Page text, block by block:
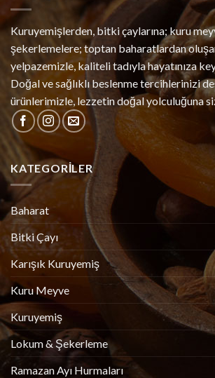
Kuruyemişlerden, bitki çaylarına; kuru
şekerlemelere; toptan baharatlardan
yelpazemizle, kaliteli tadıyla hayatınıza
Doğal ve sağlıklı beslenme tercihlerinizi
ürünlerimizle, lezzetin doğal yolculuğuna
KATEGORILER
Baharat
Bitki Çayı
Karışık Kuruyemiş
Kuru Meyve
Kuruyemiş
Lokum & Şekerleme
Ramazan Ayı Hurmaları